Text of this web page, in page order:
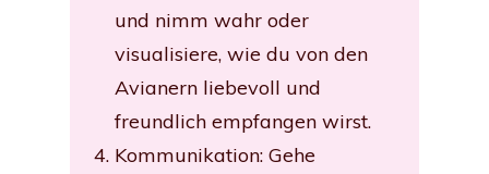
und nimm wahr oder
visualisiere, wie du von den
Avianern liebevoll und
freundlich empfangen wirst.
Kommunikation: Gehe